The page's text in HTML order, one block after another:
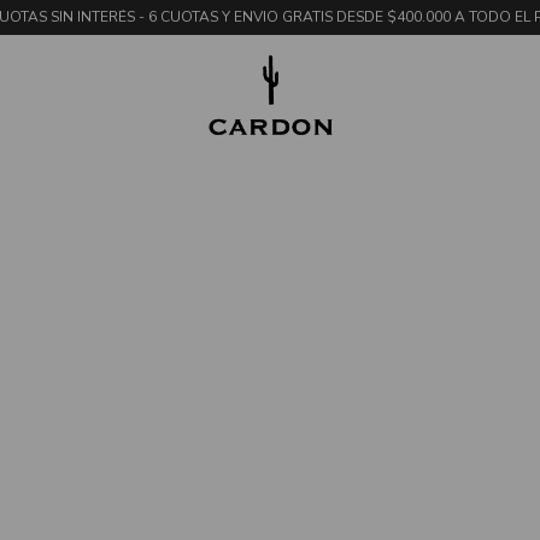
SIN INTERÉS - 6 CUOTAS Y ENVIO GRATIS DESDE $400.000 A TODO EL